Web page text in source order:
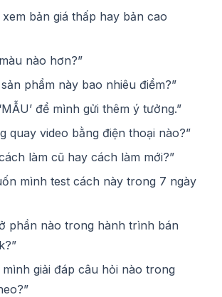
xem bản giá thấp hay bản cao
nào hơn?”
phẩm này bao nhiêu điểm?”
để mình gửi thêm ý tưởng.”
quay video bằng điện thoại nào?”
làm cũ hay cách làm mới?”
mình test cách này trong 7 ngày
phần nào trong hành trình bán
mình giải đáp câu hỏi nào trong